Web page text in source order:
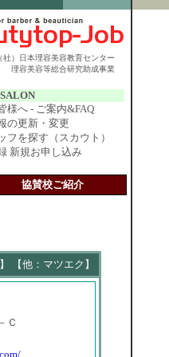
（社）日本理容美容教育センター
理容美容等総合研究助成事業
様へ - ご案内&FAQ
の更新・変更
フを探す（スカウト）
新規お申し込み
協賛校ご紹介
【他：マツエク】
Ｃ